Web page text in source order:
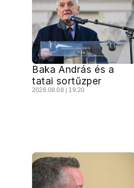
Baka András és a
tatai sortűzper
2026.08.08 | 19:20